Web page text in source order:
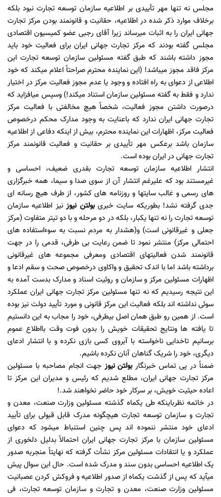
مجلس نه تنها مهر تأییدی بر اطلاعیه سازمان توسعه تجارت نبود بلکه
برخلاف موارد ذکر شده در اطلاعیه، حقانیت و قانونمند بودن مرکز تجارت
جهانی ایران را به اثبات میرساند زیرا آقای رجبی عضو کمیسیون اقتصادی
مجلس گفته بودند که مرکز تجارت جهانی ایران برای فعالیت خود باید
مجوز داشته باشند که طبق گفته مسئولین سازمان توسعه تجارت این
مرکز فاقد مجوز میباشد! (این نماینده محترم صراحتاً اعلام میکند که خود
اطلاعی از دعوای به راه افتاده و وجود یا عدم مجوز فعالیت مرکز در اختیار
ندارد و فقط به گفته مسئولین سازمان استناد میکند!) وسپس میافزاید که
درصورت داشتن مجوز فعالیت، شخصاً هیچ مخالفتی با فعالیت مرکز
تجارت جهانی ایران ندارد که باعنایت به وجود مدارک محکم درخصوص
فعالیت مرکز، اظهارات این نماینده محترم، بیش از اینکه دفاعی از اطلاعیه
سازمان باشد برعکس مهر تأییدی بر حقانیت و فعالیت قانونمند مرکز
تجارت جهانی در ایران بوده است.
انتشار اطلاعیه سازمان توسعه تجارت بقدری ضعیف، احساسی و
غیرمستند بود که علیرغم انتشار آن از سوی صدا و سیما، همه خبرگزاری
های رسمی و غالب سایتها و روزنامه های کشور، از طرف هیچ رسانه ای
جدی گرفته نشد! بطوریکه سایت خبریبولتن نیوزنیز اطلاعیه سازمان
توسعه تجارت را نه تنها یکبار، بلکه در دو مرحله و با دو تیتر متفاوت (مرکز
جعلی و غیرقانونی است) و(هشدار به مردم نسبت به سوءاستفاده های
احتمالی مرکز) منتشر نمود تا ضمن رعایت بی طرفی، قدمی را در جهت
قانونمند شدن فعالیتهای اقتصادی ومعرفی مجموعه های غیرقانونی
برداشته باشد اما با اندک تحقیق و واکاوی درخصوص صحت و سقم ادعا و
اظهارات مسئولین مرکز و سازمان و روئیت اسناد و مدارک بدست آمده به
این نتیجه رسیدیم که نه تنها مسئولین مرکز تجارت جهانی ایران عملکرد
سوئی نداشته اند بلکه فعالیت این مرکز قانونی و مورد تأیید دولت نیز بوده
است. از همین رو طبق همان اصل بیطرفی، خود را مجاب به این دانستیم
تا یافته ها ونتایج تحقیقات خویش را بدون فوت وقت بااطلاع عموم
برسانیم تاخدایی ناخواسته با آبروی کسی بازی نکرده و با انتشار ادعای
دیگری، خود را شریک گناهان آنان نکرده باشیم.
ضمناً در پی تماس خبرنگاربولتن نیوز جهت انجام مصاحبه با مسئولین
مرکز تجارت جهانی ایران، مطلع شدیم که رئیس و مدیران این مرکز تا
اعاده حیثیت خویش، بر سرکار خود حاضر نخواهند شد.!
در خاتمه نظرباینکه طی یکماه گذشته مسئولین وزارت صنعت، معدن و
تجارت و سازمان توسعه تجارت هیچگونه مدرک قابل قبولی برای تأیید
ادعای خود منتشر ننموده اند پس چنین استنباط میشود که دعوای
مسئولین سازمان با مرکز تجارت جهانی ایران احتمالاً بدلیل دلخوری از
عملکرد و یا انتقادات مسئولین مرکز نشأت گرفته که نهایتاً منجربه صدور
یک اطلاعیه احساسی بدون سند و مدرک شده است. حال این سوال پیش
میآید که پس از گذشت یکماه از صدور اطلاعیه و فروکش کردن عصبانیت
مسئولین وزارت صنعت، معدن و تجارت و سازمان توسعه تجارت، فی